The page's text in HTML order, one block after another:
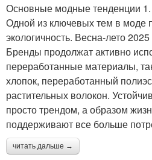
Основные модные тенденции
Одной из ключевых тем в моде
экологичность. Весна-лето
Бренды продолжат активно
переработанные материалы,
хлопок, переработанный
растительных волокон.
просто трендом, а образом
поддерживают все больше
читать дальше →